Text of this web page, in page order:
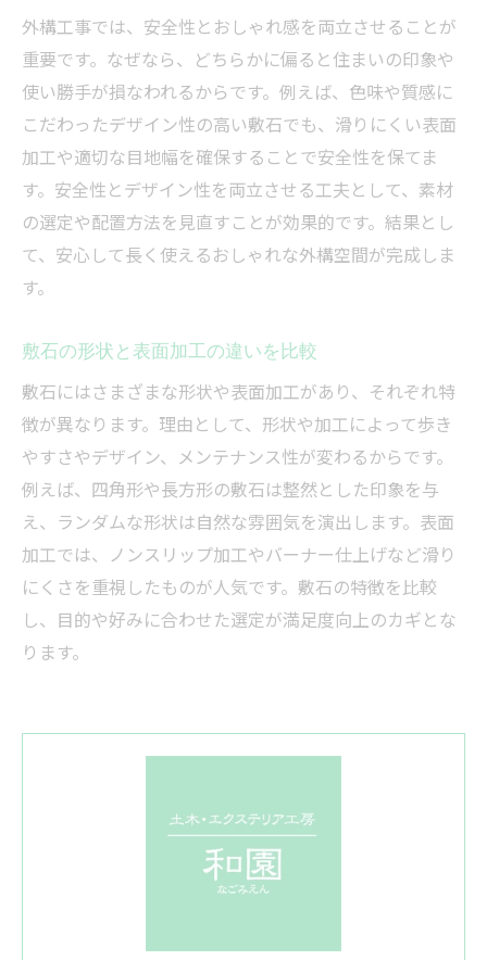
外構工事では、安全性とおしゃれ感を両立させることが
重要です。なぜなら、どちらかに偏ると住まいの印象や
使い勝手が損なわれるからです。例えば、色味や質感に
こだわったデザイン性の高い敷石でも、滑りにくい表面
加工や適切な目地幅を確保することで安全性を保てま
す。安全性とデザイン性を両立させる工夫として、素材
の選定や配置方法を見直すことが効果的です。結果とし
て、安心して長く使えるおしゃれな外構空間が完成しま
す。
敷石の形状と表面加工の違いを比較
敷石にはさまざまな形状や表面加工があり、それぞれ特
徴が異なります。理由として、形状や加工によって歩き
やすさやデザイン、メンテナンス性が変わるからです。
例えば、四角形や長方形の敷石は整然とした印象を与
え、ランダムな形状は自然な雰囲気を演出します。表面
加工では、ノンスリップ加工やバーナー仕上げなど滑り
にくさを重視したものが人気です。敷石の特徴を比較
し、目的や好みに合わせた選定が満足度向上のカギとな
ります。